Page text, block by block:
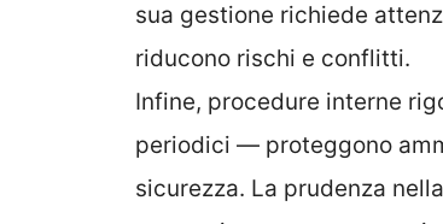
sua gestione richiede
riducono rischi e conflitti.
Infine, procedure interne
periodici — proteggono
sicurezza. La prudenza